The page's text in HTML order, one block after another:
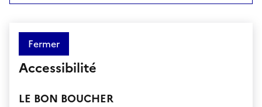
Fermer
Accessibilité
LE BON BOUCHER